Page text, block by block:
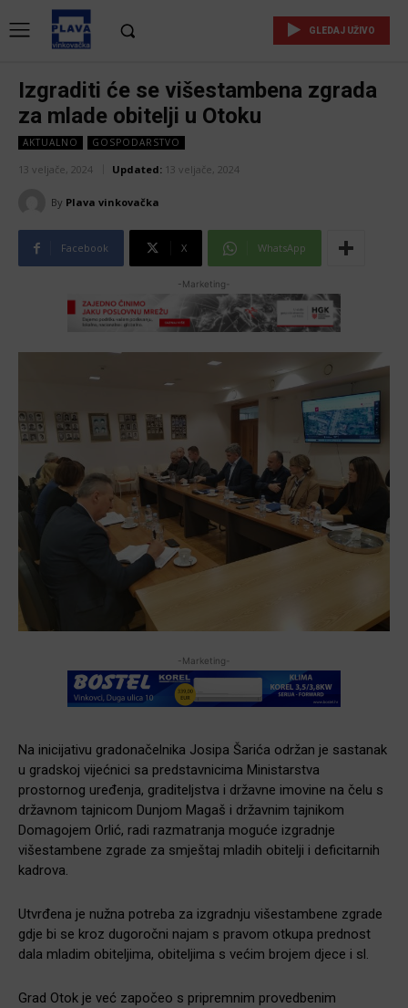
GLEDAJ UŽIVO
Izgraditi će se višestambena zgrada
za mlade obitelji u Otoku
AKTUALNO GOSPODARSTVO
13 veljače, 2024 Updated: 13 veljače, 2024
By Plava vinkovačka
Facebook X WhatsApp
-Marketing-
-Marketing-
Na inicijativu gradonačelnika Josipa Šarića održan je sastanak
u gradskoj vijećnici sa predstavnicima Ministarstva
prostornog uređenja, graditeljstva i državne imovine na čelu s
državnom tajnicom Dunjom Magaš i državnim tajnikom
Domagojem Orlić, radi razmatranja moguće izgradnje
višestambene zgrade za smještaj mladih obitelji i deficitarnih
kadrova.
Utvrđena je nužna potreba za izgradnju višestambene zgrade
gdje bi se kroz dugoročni najam s pravom otkupa prednost
dala mladim obiteljima, obiteljima s većim brojem djece i sl.
Grad Otok je već započeo s pripremnim provedbenim